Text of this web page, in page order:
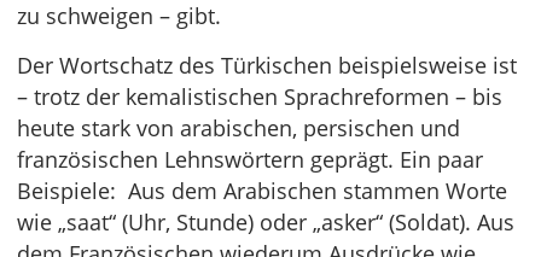
zu schweigen – gibt.
Der Wortschatz des Türkischen beispielsweise ist
– trotz der kemalistischen Sprachreformen – bis
heute stark von arabischen, persischen und
französischen Lehnswörtern geprägt. Ein paar
Beispiele: Aus dem Arabischen stammen Worte
wie „saat“ (Uhr, Stunde) oder „asker“ (Soldat). Aus